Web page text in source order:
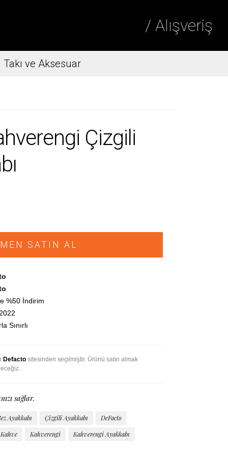
/ Alışveriş
Takı ve Aksesuar
Çizgili
SATIN AL
%50 İndirim
Sınırlı
Defactositesinden seçilmiştir. Ürünü satın almak
sağlar.
Ayakkabı Çizgili Ayakkabı
DeFacto
Kahve
Kahverengi Kahverengi Ayakkabı